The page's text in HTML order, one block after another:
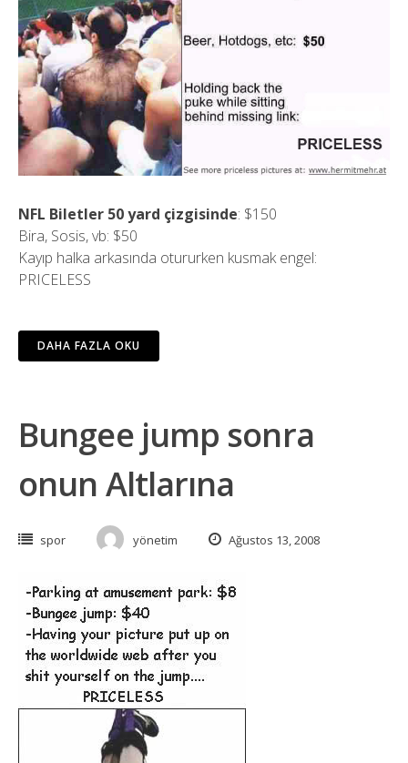
NFL Biletler 50 yard çizgisinde: $150
Bira, Sosis, vb: $50
Kayıp halka arkasında otururken kusmak engel:
PRICELESS
DAHA FAZLA OKU
Bungee jump sonra
onun Altlarına
spor yönetim Ağustos 13, 2008